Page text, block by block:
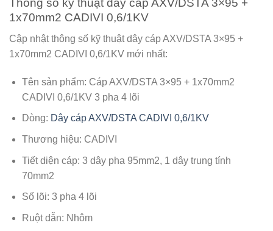
Thông số kỹ thuật dây cáp AXV/DSTA 3×95 +
1x70mm2 CADIVI 0,6/1KV
Cập nhật thông số kỹ thuật dây cáp AXV/DSTA 3×95 +
1x70mm2 CADIVI 0,6/1KV mới nhất:
Tên sản phẩm: Cáp AXV/DSTA 3×95 + 1x70mm2
CADIVI 0,6/1KV 3 pha 4 lõi
Dòng: Dây cáp AXV/DSTA CADIVI 0,6/1KV
Thương hiệu: CADIVI
Tiết diện cáp: 3 dây pha 95mm2, 1 dây trung tính
70mm2
Số lõi: 3 pha 4 lõi
Ruột dẫn: Nhôm